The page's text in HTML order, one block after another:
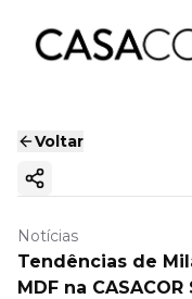
Voltar
Copiar link
Notícias
Tendências de
MDF na CASACOR